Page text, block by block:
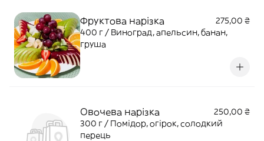
Фруктова нарізка
275,00 ₴
400 г / Виноград, апельсин, банан,
груша
Овочева нарізка
250,00 ₴
300 г / Помідор, огірок, солодкий
перець